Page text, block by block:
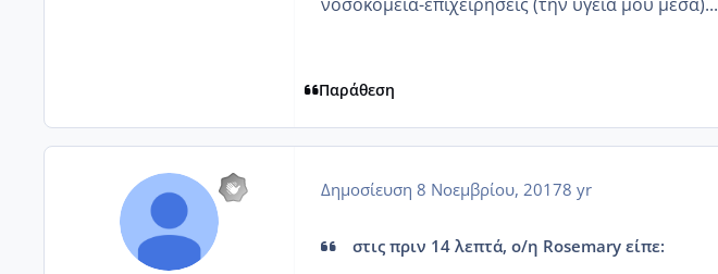
Παράθεση
Δημοσίευση 8 Νοεμβρίου, 20178 yr
στις πριν 14 λεπτά, ο/η Rosemary είπε: